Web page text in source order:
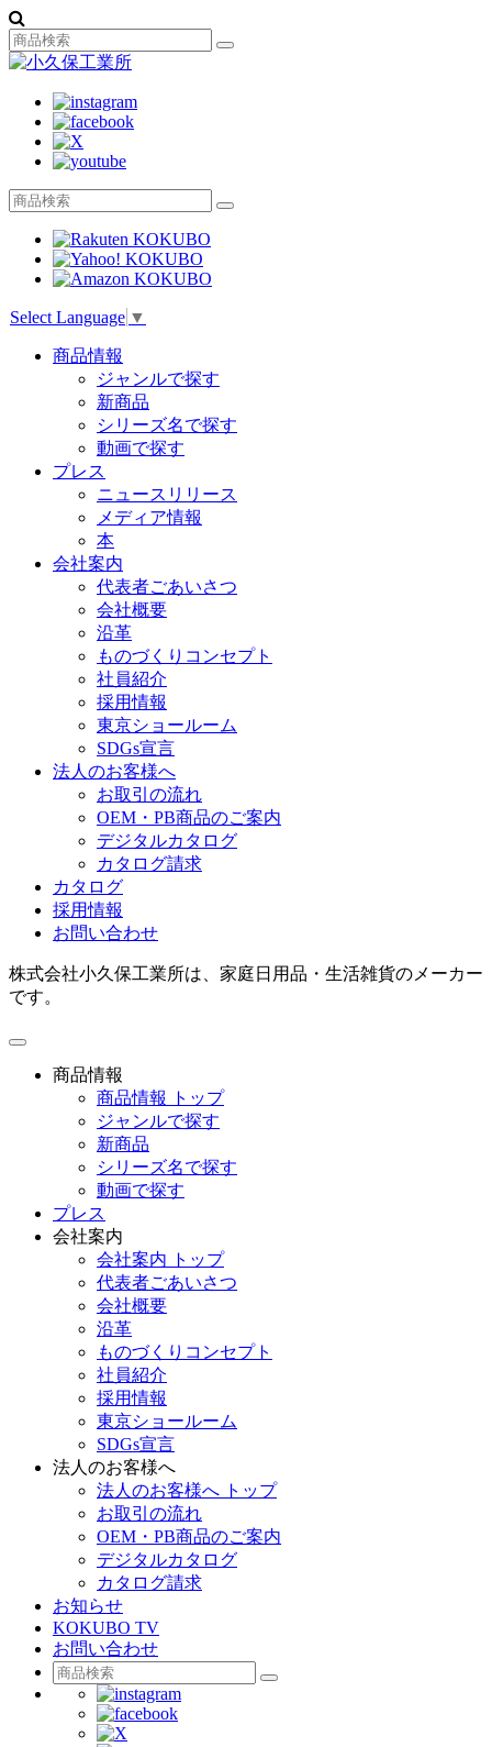
Select Language ▼
商品情報
ジャンルで探す
新商品
シリーズ名で探す
動画で探す
プレス
ニュースリリース
メディア情報
本
会社案内
代表者ごあいさつ
会社概要
沿革
ものづくりコンセプト
社員紹介
採用情報
東京ショールーム
SDGs宣言
法人のお客様へ
お取引の流れ
OEM・PB商品のご案内
デジタルカタログ
カタログ請求
カタログ
採用情報
お問い合わせ
株式会社小久保工業所は、家庭日用品・生活雑貨のメーカー
です。
toggle
navigation商品情報
商品情報 トップ
ジャンルで探す
新商品
シリーズ名で探す
動画で探す
プレス
会社案内
会社案内 トップ
代表者ごあいさつ
会社概要
沿革
ものづくりコンセプト
社員紹介
採用情報
東京ショールーム
SDGs宣言
法人のお客様へ
法人のお客様へ トップ
お取引の流れ
OEM・PB商品のご案内
デジタルカタログ
カタログ請求
お知らせ
KOKUBO TV
お問い合わせ